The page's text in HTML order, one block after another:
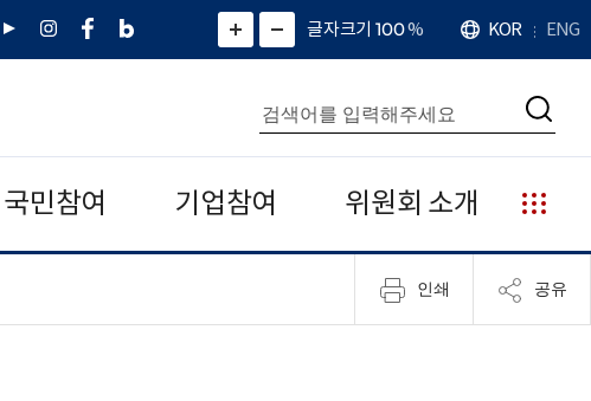
유
인
페
네
그
)
화
면
면
소
확
대
치
글자크기 100%
언
어
KOR ENG
통
합
검
색
검
국민참여 기업참여 위원회 소개
누
리
집
안
인쇄 공유